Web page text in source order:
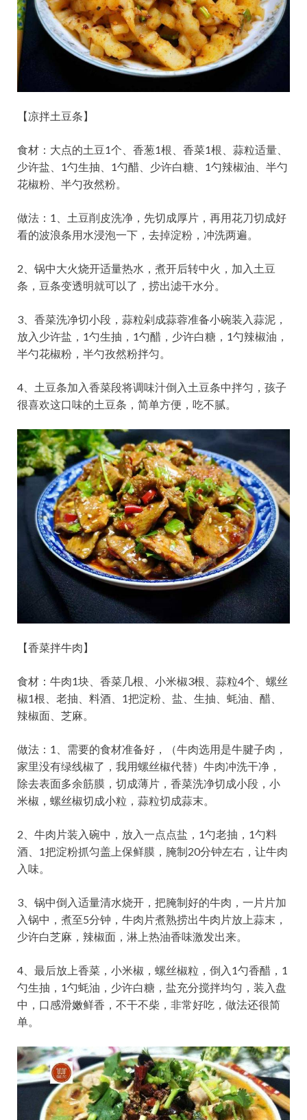
【凉拌土豆条】
食材：大点的土豆1个、香葱1根、香菜1根、蒜粒适量、
少许盐、1勺生抽、1勺醋、少许白糖、1勺辣椒油、半勺
花椒粉、半勺孜然粉。
做法：1、土豆削皮洗净，先切成厚片，再用花刀切成好
看的波浪条用水浸泡一下，去掉淀粉，冲洗两遍。
2、锅中大火烧开适量热水，煮开后转中火，加入土豆
条，豆条变透明就可以了，捞出滤干水分。
3、香菜洗净切小段，蒜粒剁成蒜蓉准备小碗装入蒜泥，
放入少许盐，1勺生抽，1勺醋，少许白糖，1勺辣椒油，
半勺花椒粉，半勺孜然粉拌匀。
4、土豆条加入香菜段将调味汁倒入土豆条中拌匀，孩子
很喜欢这口味的土豆条，简单方便，吃不腻。
【香菜拌牛肉】
食材：牛肉1块、香菜几根、小米椒3根、蒜粒4个、螺丝
椒1根、老抽、料酒、1把淀粉、盐、生抽、蚝油、醋、
辣椒面、芝麻。
做法：1、需要的食材准备好，（牛肉选用是牛腱子肉，
家里没有绿线椒了，我用螺丝椒代替）牛肉冲洗干净，
除去表面多余筋膜，切成薄片，香菜洗净切成小段，小
米椒，螺丝椒切成小粒，蒜粒切成蒜末。
2、牛肉片装入碗中，放入一点点盐，1勺老抽，1勺料
酒、1把淀粉抓匀盖上保鲜膜，腌制20分钟左右，让牛肉
入味。
3、锅中倒入适量清水烧开，把腌制好的牛肉，一片片加
入锅中，煮至5分钟，牛肉片煮熟捞出牛肉片放上蒜末，
少许白芝麻，辣椒面，淋上热油香味激发出来。
4、最后放上香菜，小米椒，螺丝椒粒，倒入1勺香醋，1
勺生抽，1勺蚝油，少许白糖，盐充分搅拌均匀，装入盘
中，口感滑嫩鲜香，不干不柴，非常好吃，做法还很简
单。